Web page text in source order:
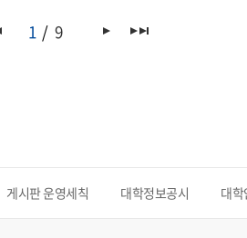
1 9
게시판 운영세칙 대학정보공시 대